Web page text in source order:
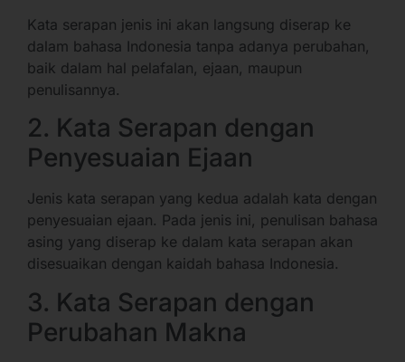
Kata serapan jenis ini akan langsung diserap ke
dalam bahasa Indonesia tanpa adanya perubahan,
baik dalam hal pelafalan, ejaan, maupun
penulisannya.
2. Kata Serapan dengan
Penyesuaian Ejaan
Jenis kata serapan yang kedua adalah kata dengan
penyesuaian ejaan. Pada jenis ini, penulisan bahasa
asing yang diserap ke dalam kata serapan akan
disesuaikan dengan kaidah bahasa Indonesia.
3. Kata Serapan dengan
Perubahan Makna